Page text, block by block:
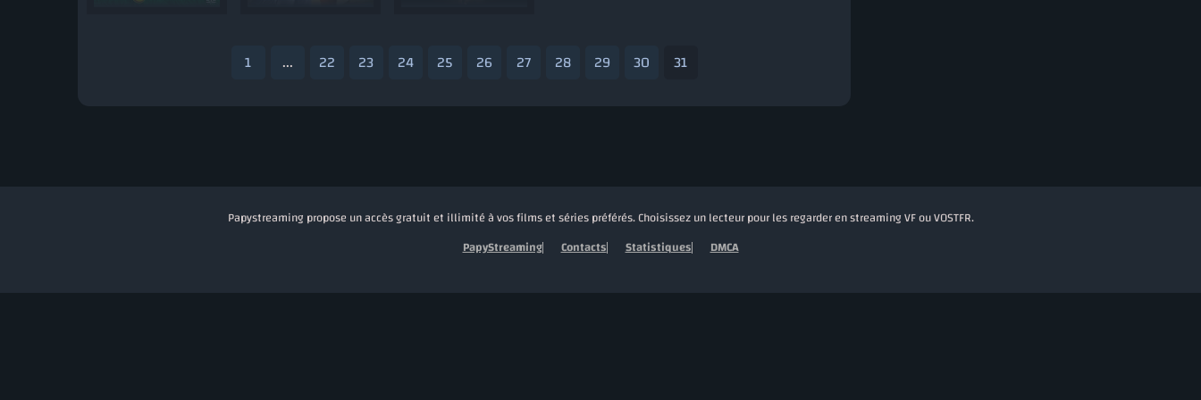
1 ... 22 23 24 25 26 27 28 29 30 31
Papystreaming propose un accès gratuit et illimité à vos films et séries préférés. Choisissez un lecteur pour les regarder en streaming VF ou VOSTFR.
PapyStreaming
Contacts Statistiques DMCA